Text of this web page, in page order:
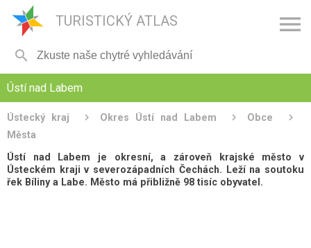
TURISTICKÝ ATLAS 

Ústí nad Labem
Ústecký kraj Okres Ústí nad Labem
Obce
Města
Ústí nad Labem je okresní, a zároveň krajské město v
Ústeckém kraji v severozápadních Čechách. Leží na soutoku
řek Bíliny a Labe. Město má přibližně 98 tisíc obyvatel.